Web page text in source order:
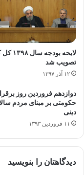
لایحه بودجه
تصویب شد
۱۲ آذر ۱۳۹۷
دوازدهم فروردین روز
حکومتی بر مبنای مردم‌
دینی
۱۱ فروردین ۱۳۹۳
دیدگاهتان را بنویسید